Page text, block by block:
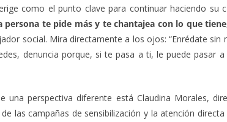
como el punto clave para continuar haciendo su
persona te pide más y te chantajea con lo que
social. Mira directamente a los ojos: “Enrédate
denuncia porque, si te pasa a ti, le puede pasar a
una perspectiva diferente está Claudina Morales,
las campañas de sensibilización y la atención